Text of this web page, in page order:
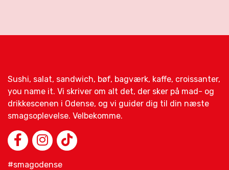
Sushi, salat, sandwich, bøf, bagværk, kaffe, croissanter,
you name it. Vi skriver om alt det, der sker på mad- og
drikkescenen i Odense, og vi guider dig til din næste
smagsoplevelse. Velbekomme.
#smagodense